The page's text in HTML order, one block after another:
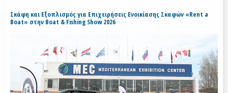
Σκάφη και Εξοπλισμός για Επιχειρήσεις Ενοικίασης Σκαφών «Rent a
Boat» στην Boat & Fishing Show 2026